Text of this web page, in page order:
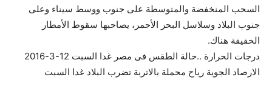
السحب المنخفضة والمتوسطة على جنوب ووسط سيناء وعلى
جنوب البلاد وسلاسل البحر الأحمر، يصاحبها سقوط الأمطار
الخفيفة هناك.
درجات الحرارة ..حالة الطقس فى مصر غدا السبت 12-3-2016
الارصاد الجوية رياح محملة بالاتربة تضرب البلاد غدا السبت